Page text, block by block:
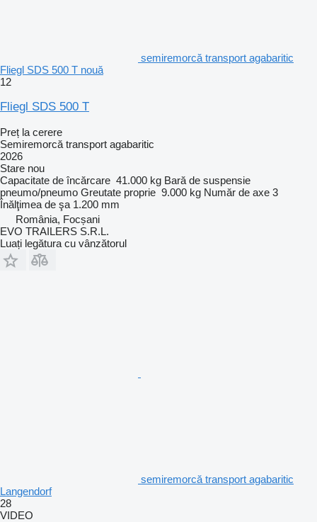
semiremorcă transport agabaritic
Fliegl SDS 500 T nouă
12
Fliegl SDS 500 T
Preț la cerere
Semiremorcă transport agabaritic
2026
Stare nou
Capacitate de încărcare 41.000 kg Bară de suspensie
pneumo/pneumo Greutate proprie 9.000 kg Număr de axe 3
Înălţimea de şa 1.200 mm
România, Focșani
EVO TRAILERS S.R.L.
Luați legătura cu vânzătorul
semiremorcă transport agabaritic
Langendorf
28
VIDEO